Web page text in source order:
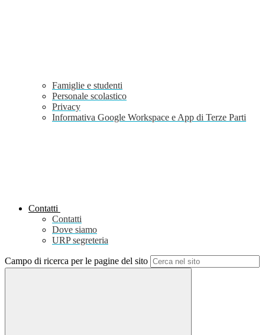
Famiglie e studenti
Personale scolastico
Privacy
Informativa Google Workspace e App di Terze Parti
Contatti
Contatti
Dove siamo
URP segreteria
Campo di ricerca per le pagine del sito